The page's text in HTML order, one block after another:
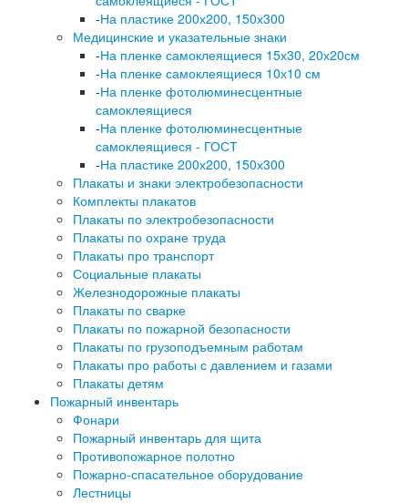
-На пластике 200х200, 150х300
Медицинские и указательные знаки
-На пленке самоклеящиеся 15х30, 20х20см
-На пленке самоклеящиеся 10х10 см
-На пленке фотолюминесцентные
самоклеящиеся
-На пленке фотолюминесцентные
самоклеящиеся - ГОСТ
-На пластике 200х200, 150х300
Плакаты и знаки электробезопасности
Комплекты плакатов
Плакаты по электробезопасности
Плакаты по охране труда
Плакаты про транспорт
Социальные плакаты
Железнодорожные плакаты
Плакаты по сварке
Плакаты по пожарной безопасности
Плакаты по грузоподъемным работам
Плакаты про работы с давлением и газами
Плакаты детям
Пожарный инвентарь
Фонари
Пожарный инвентарь для щита
Противопожарное полотно
Пожарно-спасательное оборудование
Лестницы